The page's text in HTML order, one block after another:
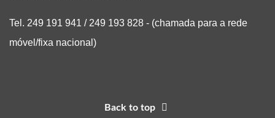
Tel. 249 191 941 / 249 193 828 - (chamada para a rede
móvel/fixa nacional)
Back to top